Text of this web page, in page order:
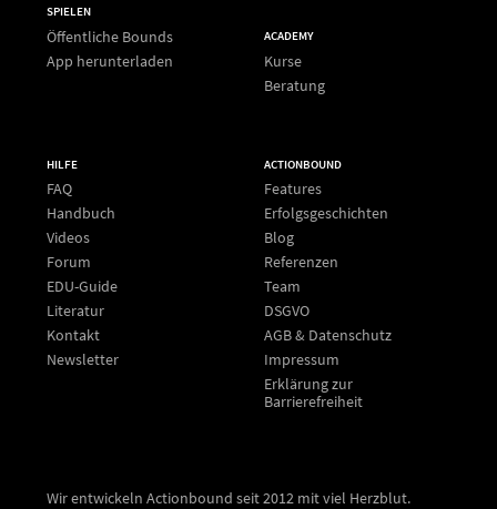
SPIELEN
Öffentliche Bounds
App herunterladen
ACADEMY
Kurse
Beratung
HILFE
FAQ
Handbuch
Videos
Forum
EDU-Guide
Literatur
Kontakt
Newsletter
ACTIONBOUND
Features
Erfolgsgeschichten
Blog
Referenzen
Team
DSGVO
AGB & Datenschutz
Impressum
Erklärung zur
Barrierefreiheit
Wir entwickeln Actionbound seit 2012 mit viel Herzblut.